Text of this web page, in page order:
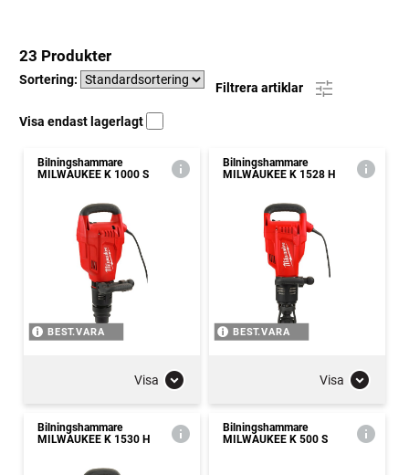
23 Produkter
Sortering:
Filtrera artiklar
Visa endast lagerlagt
Bilningshammare
MILWAUKEE K 1000 S
BEST.VARA
Visa
Bilningshammare
MILWAUKEE K 1528 H
BEST.VARA
Visa
Bilningshammare
MILWAUKEE K 1530 H
Bilningshammare
MILWAUKEE K 500 S